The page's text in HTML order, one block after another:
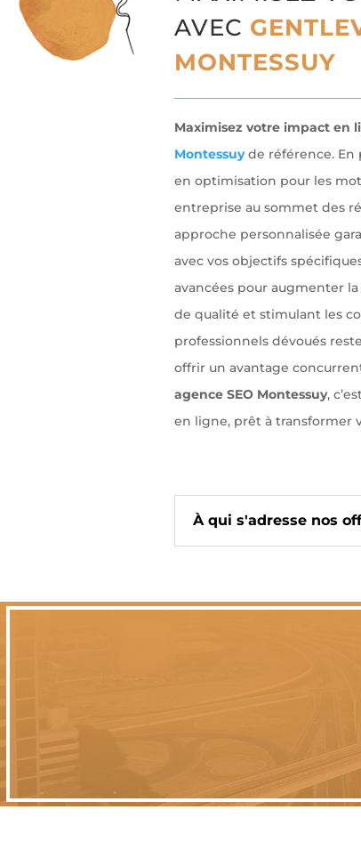
AVEC
MONTESSUY
Maximisez votre impact en
Montessuyde référence. En
en optimisation pour les
entreprise au sommet des
approche personnalisée
avec vos objectifs
avancées pour augmenter
de qualité et stimulant les
professionnels dévoués
offrir un avantage
agence SEO Montessuy,
en ligne, prêt à transformer
À qui s'adresse nos